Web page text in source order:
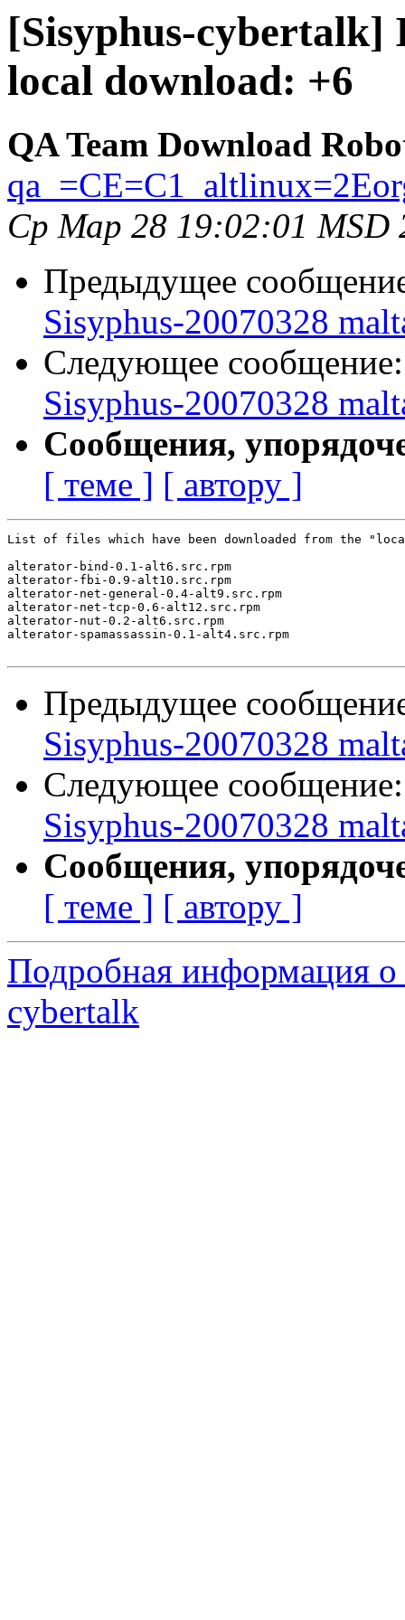
[Sisyphus-cybertalk]
local download: +6
QA Team Download
Ср Мар 28 19:02:01 MSD
Предыдущее
Sisyphus-20070328
Следующее
Sisyphus-20070328
Сообщения,
[ теме ] [ автору ]
List of files which have been downloaded from the
alterator-bind-0.1-alt6.src.rpm
alterator-fbi-0.9-alt10.src.rpm
alterator-net-general-0.4-alt9.src.rpm
alterator-net-tcp-0.6-alt12.src.rpm
alterator-nut-0.2-alt6.src.rpm
alterator-spamassassin-0.1-alt4.src.rpm
Предыдущее
Sisyphus-20070328
Следующее
Sisyphus-20070328
Сообщения,
[ теме ] [ автору ]
Подробная информация о
cybertalk